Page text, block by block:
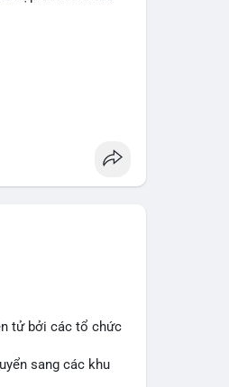
tử bởi các tổ chức
sang các khu